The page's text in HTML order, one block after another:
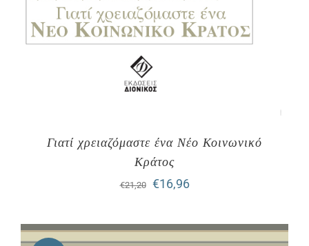
Γιατί χρειαζόμαστε ένα Νέο Κοινωνικό
Κράτος
€21,20
Original
was:
€16,96Η
τιμή